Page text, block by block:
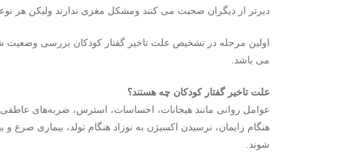
دیرتر از دیگران صحبت می کنند ومشکل مغزی ندارند ولیکن هر
می باشد.
علت تاخیر گفتار کودکان چه هستند؟
عوامل روانی مانند هیجانات، احساسات، استرس، ضربه‌های
هنگام زایمان، نرسیدن اکسیژن به نوزاد هنگام تولد، بیماری صرع
شوند.